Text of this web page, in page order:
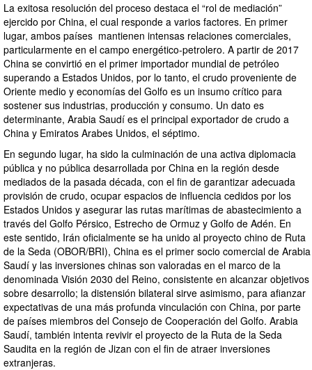
La exitosa resolución del proceso destaca el “rol de mediación”
ejercido por China, el cual responde a varios factores. En primer
lugar, ambos países mantienen intensas relaciones comerciales,
particularmente en el campo energético-petrolero. A partir de 2017
China se convirtió en el primer importador mundial de petróleo
superando a Estados Unidos, por lo tanto, el crudo proveniente de
Oriente medio y economías del Golfo es un insumo crítico para
sostener sus industrias, producción y consumo. Un dato es
determinante, Arabia Saudí es el principal exportador de crudo a
China y Emiratos Arabes Unidos, el séptimo.
En segundo lugar, ha sido la culminación de una activa diplomacia
pública y no pública desarrollada por China en la región desde
mediados de la pasada década, con el fin de garantizar adecuada
provisión de crudo, ocupar espacios de influencia cedidos por los
Estados Unidos y asegurar las rutas marítimas de abastecimiento a
través del Golfo Pérsico, Estrecho de Ormuz y Golfo de Adén. En
este sentido, Irán oficialmente se ha unido al proyecto chino de Ruta
de la Seda (OBOR/BRI), China es el primer socio comercial de Arabia
Saudí y las inversiones chinas son valoradas en el marco de la
denominada Visión 2030 del Reino, consistente en alcanzar objetivos
sobre desarrollo; la distensión bilateral sirve asimismo, para afianzar
expectativas de una más profunda vinculación con China, por parte
de países miembros del Consejo de Cooperación del Golfo. Arabia
Saudí, también intenta revivir el proyecto de la Ruta de la Seda
Saudita en la región de Jizan con el fin de atraer inversiones
extranjeras.